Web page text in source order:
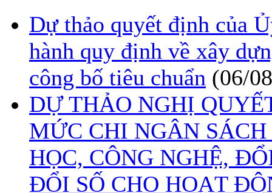
Dự thảo quyết định của
hành quy định về xây
công bố tiêu chuẩn (06/
DỰ THẢO NGHỊ
MỨC CHI NGÂN
HỌC, CÔNG NGHỆ,
ĐỔI SỐ CHO HOẠT